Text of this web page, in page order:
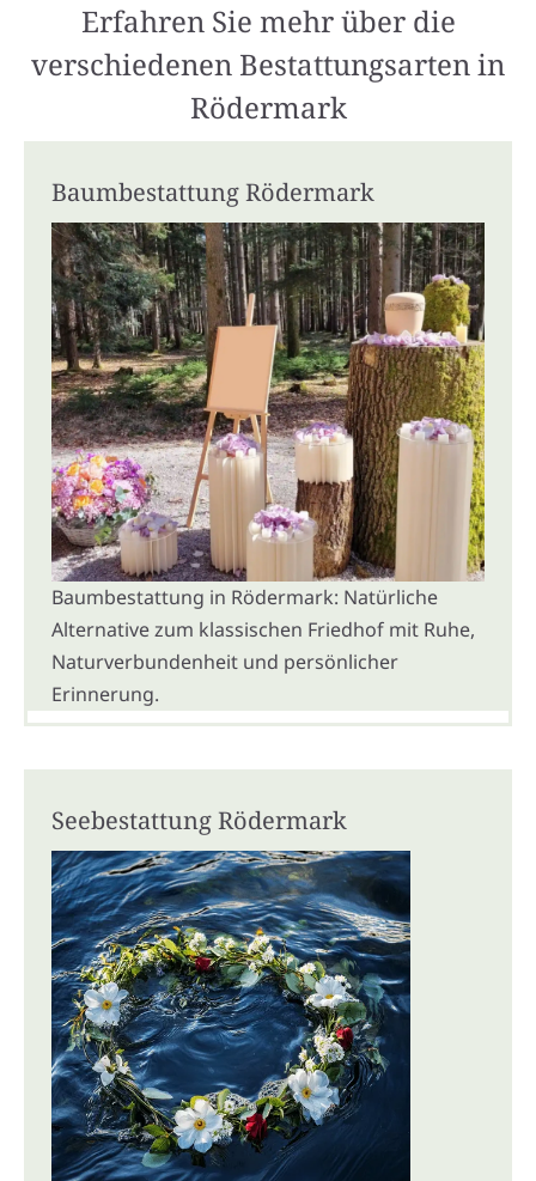
Erfahren Sie mehr über die
verschiedenen Bestattungsarten in
Rödermark
Baumbestattung Rödermark
Baumbestattung in Rödermark: Natürliche
Alternative zum klassischen Friedhof mit Ruhe,
Naturverbundenheit und persönlicher
Erinnerung.
Seebestattung Rödermark